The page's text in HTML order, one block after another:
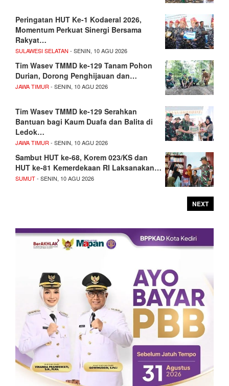
Peringatan HUT Ke-1 Kodaeral 2026,
Momentum Perkuat Sinergi Bersama
Rakyat…
SULAWESI SELATAN - SENIN, 10 AGU 2026
Tim Wasev TMMD ke-129 Tanam Pohon
Durian, Dorong Penghijauan dan…
JAWA TIMUR - SENIN, 10 AGU 2026
Tim Wasev TMMD ke-129 Serahkan
Bantuan bagi Kaum Duafa dan Balita di
Ledok…
JAWA TIMUR - SENIN, 10 AGU 2026
Sambut HUT ke-68, Korem 023/KS dan
HUT ke-81 Kemerdekaan RI Laksanakan…
SUMUT- SENIN, 10 AGU 2026
NEXT